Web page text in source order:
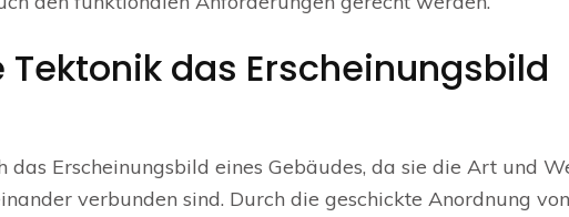
das Erscheinungsbild
Erscheinungsbild eines Gebäudes, da sie die Art und
verbunden sind. Durch die geschickte Anordnung von